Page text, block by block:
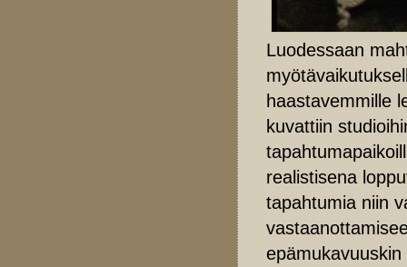
Luodessaan
haastavemmille
kuvattiin
realistisena
tapahtumia niin